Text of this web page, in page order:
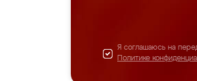
Я соглашаюсь на
Политике